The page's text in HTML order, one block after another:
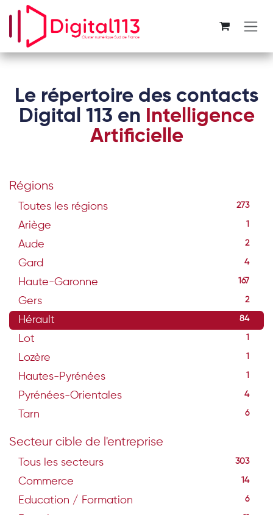
Se rendre au contenu
Le répertoire des contacts
Digital 113 en Intelligence
Artificielle
Régions
Toutes les régions 273
Ariège 1
Aude 2
Gard 4
Haute-Garonne 167
Gers 2
Hérault 84
Lot 1
Lozère 1
Hautes-Pyrénées 1
Pyrénées-Orientales 4
Tarn 6
Secteur cible de l'entreprise
Tous les secteurs 303
Commerce 14
Education / Formation 6